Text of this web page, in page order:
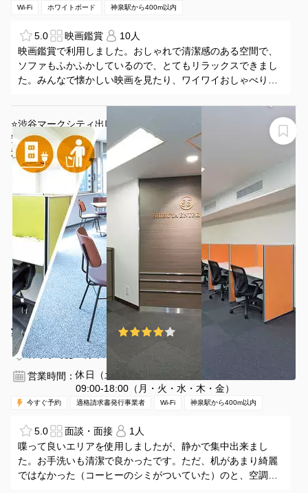
Wi-Fi ホワイトボード 神泉駅から400m以内
5.0 映画鑑賞
10人
映画鑑賞で利用しました。おしゃれで清潔感のある空間で、
ソファもふかふかしているので、とてもリラックスできまし
た。みんなで懐かしい映画を見たり、ワイワイおしゃべりし
なので、好きなものを持ち寄って、ホームパーティー気分で
楽しめたのも良かったです。
⭐️渋谷マークシティ出口を出てすぐ⭐️スタッフ常駐のため
安心してご利用いただけます！✨Wi-Fi有り
渋谷道玄坂アントレサロン
¥440 〜 ¥440 /時間
神泉駅 徒歩3分東京都渋谷区円山町5-5
営業時間：休日（土・日・祝）
09:00-18:00（月・火・水・木・金）
今すぐ予約 適格請求書発行事業者 Wi-Fi 神泉駅から400m以内
5.0 面談・面接
1人
喋って良いエリアを使用しましたが、静かで集中出来まし
た。お手洗いも清潔で良かったです。ただ、机があまり綺麗
ではなかった（コーヒーのシミがついていた）のと、空調が